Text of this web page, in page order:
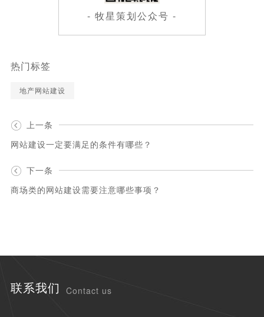
- 牧星策划公众号 -
热门标签
地产网站建设
上一条
网站建设一定要满足的条件有哪些？
下一条
商场类的网站建设需要注意哪些事项？
联系我们 Contact us